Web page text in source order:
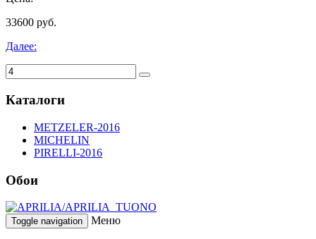
33600 руб.
Далее:
Каталоги
METZELER-2016
MICHELIN
PIRELLI-2016
Обои
Toggle navigation Меню